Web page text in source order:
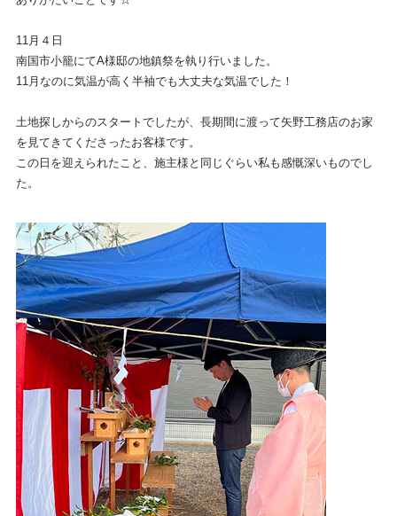
11月４日
南国市小籠にてA様邸の地鎮祭を執り行いました。
11月なのに気温が高く半袖でも大丈夫な気温でした！
土地探しからのスタートでしたが、長期間に渡って矢野工務店のお家
を見てきてくださったお客様です。
この日を迎えられたこと、施主様と同じぐらい私も感慨深いものでし
た。